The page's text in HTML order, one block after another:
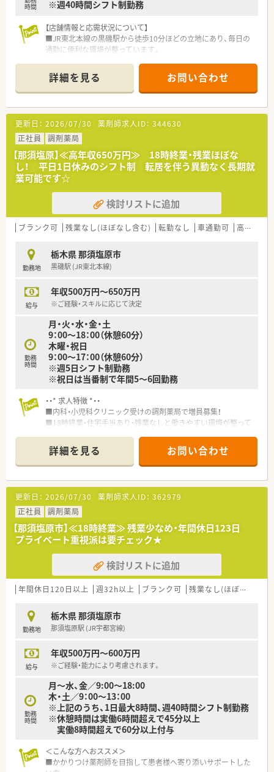
時間
※週40時間シフト制勤務
【店舗情報と応需状況について】
■JR東北本線の黒磯駅から徒歩10分ほどの立地にあり、毎日の
通勤に便利な環境が整っています。
対応している活気ある職場です。
■薬剤師は常勤2名と事務スタッフ2名の合計4名体制で、協力し
ながら業務に取り組んでいます。
【法人特徴について】
■栃木県内で地域医療を支えるために多数の店舗を展開し、地域
密着型の運営を行っている法人です。
■基幹病院の門前薬局も運営しており、多科にわたる処方箋調剤
の経験を積むことが可能です。
■社会貢献活動や海外支援にも積極的で、栄養相談を通じた健康
サポートも実施しています。
【募集背景と求める人物像について】
■現在は定期採用を行っており、地域医療に対して意欲的に貢献
したい方を歓迎している状況です。
務をスタートできる環境です。
■患者様への気配りや思いやりを大切にし、あたたかい接遇を実
践できる方を求めています。
【こんな方にオススメ】
■ワークライフバランスを重視し、残業が少なく休日の多い環境
■アットホームな雰囲気の中で、チームワークを大切にしながら
業務を行いたい方にお勧めします。
■教育制度や資格取得支援が充実しているため、未経験やブラン
クから復帰したい方にも向いています。
詳細を見る お問い合わせ
更新日： 2026/07/30 薬剤師求人ID： 344630
正社員
調剤薬局
【那須塩原】≪高年収650万円≫ 18時終業・残業ほぼな
し！ 平日1日休みのシフト制 転居を伴う異動なく長期就
業可能です☆
検討リストに追加
ブランク可 残業なし(ほぼなし含む) 転勤なし 車通勤可 高給与(600万円以上)
勤務地
栃木県 那須塩原市
黒磯駅 (JR東北本線)
給与
年収500万円～650万円
※ご経験・スキルに応じて決定
勤務
時間
月・火・水・金・土
9：00～18：00（休憩60分）
木曜・祝日
9：00～17：00（休憩60分）
※週5日シフト制勤務
※祝日は当番制で年間5～6回勤務
・・* 求人特徴 *・・
■内科・小児科クリニック受けの調剤薬局で増員募集！
■18時終業・住宅手当あり・残業なしと働きやすい環境が整って
■閑散期は交代で早帰りが可能。移動や転勤もございませんの
で腰を据えて働きたい方にお勧めの求人です。
・・＊ 企業の特徴 ＊・・
■那須塩原エリアを中心に展開している、地域に根差した調剤薬
局を運営しています。
■アットホームで風通しのいい社風が魅力！
■OTC販売・在宅医療にも積極的に取り組んでいます。
詳細を見る お問い合わせ
更新日： 2026/07/30 薬剤師求人ID： 362979
正社員
調剤薬局
【那須塩原市】≪18時終業≫ 残業少なめ・年間休日123日
プライベート重視派は要チェック★
検討リストに追加
年間休日120日以上 週32h以上 ブランク可 残業なし(ほぼなし含む)
勤務地
栃木県 那須塩原市
那須塩原駅 (JR宇都宮線)
給与
年収500万円～600万円
※ご経験・能力により考慮されます。
勤務
時間
月～水、金／9:00～18:00
木・土／9：00～13：00
※上記のうち、1日最大8時間、週40時間シフト制勤務
※休憩時間は実働6時間超えで45分以上
実働8時間超えで60分以上付与
＜こんな方へおススメ＞
■かかりつけ薬剤師を目指して患者様へ寄り添いサポートした